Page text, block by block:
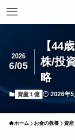
【44
株/投
略
2026
6/05
資産１億 2026年
ホーム お金の教養 資産